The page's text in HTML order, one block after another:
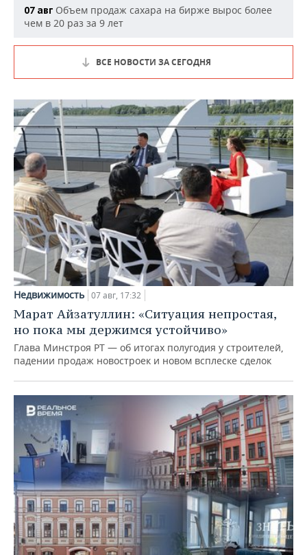
07 авг Объем продаж сахара на бирже вырос более
чем в 20 раз за 9 лет
ВСЕ НОВОСТИ ЗА СЕГОДНЯ
Недвижимость 07 авг, 17:32
Марат Айзатуллин: «Ситуация непростая,
но пока мы держимся устойчиво»
Глава Минстроя РТ — об итогах полугодия у строителей,
падении продаж новостроек и новом всплеске сделок